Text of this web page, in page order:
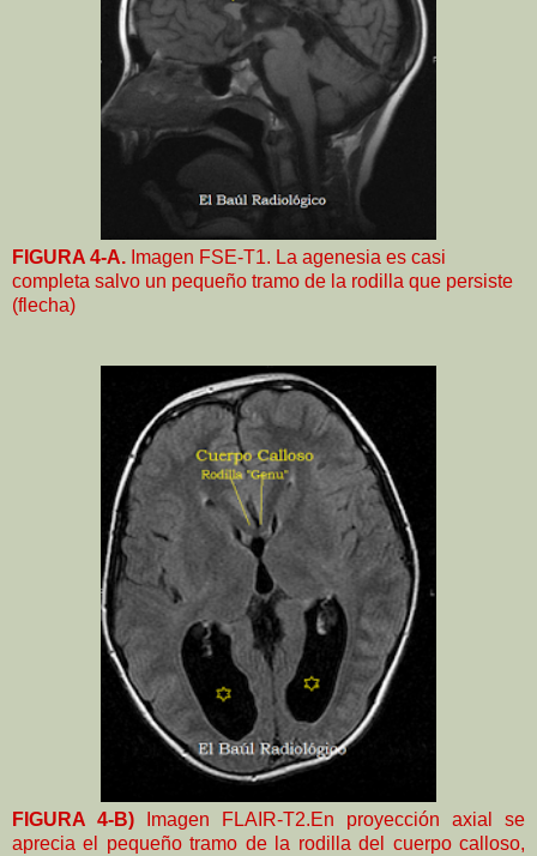
FIGURA 4-A. Imagen FSE-T1. La agenesia es casi
completa salvo un pequeño tramo de la rodilla que persiste
(flecha)
FIGURA 4-B) Imagen FLAIR-T2.En proyección axial se
aprecia el pequeño tramo de la rodilla del cuerpo calloso,